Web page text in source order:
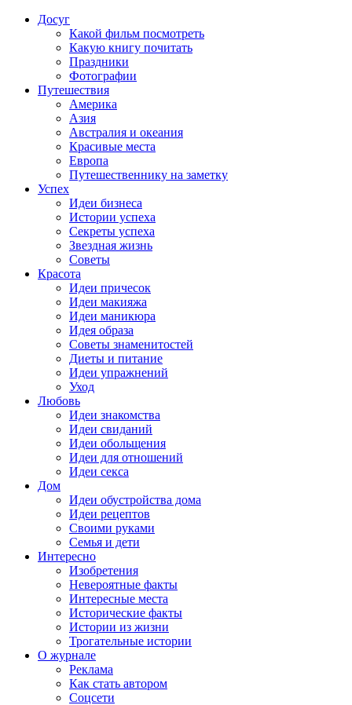
Досуг
Какой фильм посмотреть
Какую книгу почитать
Праздники
Фотографии
Путешествия
Америка
Азия
Австралия и океания
Красивые места
Европа
Путешественнику на заметку
Успех
Идеи бизнеса
Истории успеха
Секреты успеха
Звездная жизнь
Советы
Красота
Идеи причесок
Идеи макияжа
Идеи маникюра
Идея образа
Советы знаменитостей
Диеты и питание
Идеи упражнений
Уход
Любовь
Идеи знакомства
Идеи свиданий
Идеи обольщения
Идеи для отношений
Идеи секса
Дом
Идеи обустройства дома
Идеи рецептов
Своими руками
Семья и дети
Интересно
Изобретения
Невероятные факты
Интересные места
Исторические факты
Истории из жизни
Трогательные истории
О журнале
Реклама
Как стать автором
Соцсети